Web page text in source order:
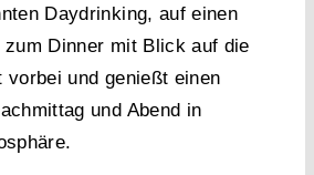
Daydrinking, auf einen
zum Dinner mit Blick auf die
vorbei und genießt einen
und Abend in